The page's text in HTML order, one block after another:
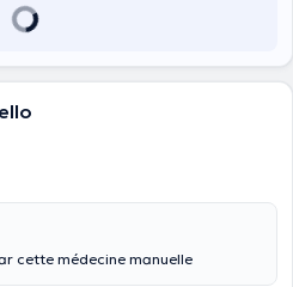
cette médecine manuelle